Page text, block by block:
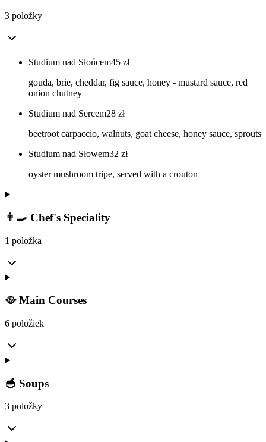
3 položky
Studium nad Słońcem45 zł
gouda, brie, cheddar, fig sauce, honey - mustard sauce, red
onion chutney
Studium nad Sercem28 zł
beetroot carpaccio, walnuts, goat cheese, honey sauce, sprouts
Studium nad Słowem32 zł
oyster mushroom tripe, served with a crouton
👨‍🍳 Chef's Speciality
1 položka
🥘 Main Courses
6 položiek
🥣 Soups
3 položky